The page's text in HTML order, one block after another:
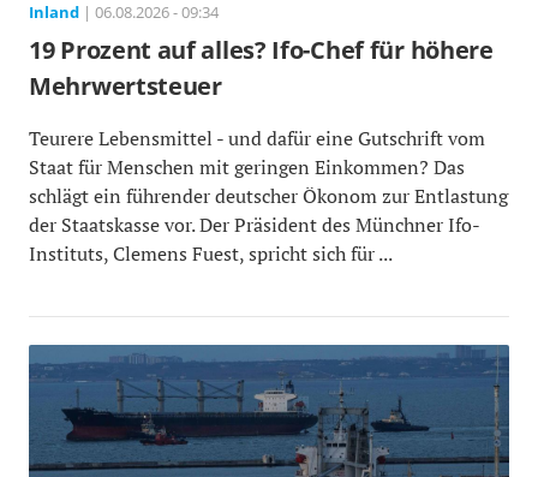
Inland | 06.08.2026 - 09:34
19 Prozent auf alles? Ifo-Chef für höhere
Mehrwertsteuer
Teurere Lebensmittel - und dafür eine Gutschrift vom
Staat für Menschen mit geringen Einkommen? Das
schlägt ein führender deutscher Ökonom zur Entlastung
der Staatskasse vor. Der Präsident des Münchner Ifo-
Instituts, Clemens Fuest, spricht sich für ...